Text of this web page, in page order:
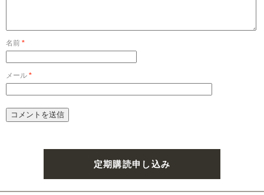
名前 *
メール *
定期購読申し込み